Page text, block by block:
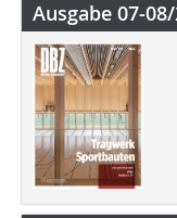
Ausgabe 07-